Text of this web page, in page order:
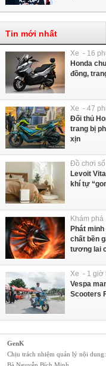
Tin mới nhất
Xe - 16
Honda
đồng,
Xe - 47
Đối thủ
trang bị
xịn
Đồ chơi
Levoit
khí tự
Khám
Phát
chất bền
tương lai
Xe - 1 giờ
Vespa
Scooters
GenK
Chịu trách nhiệm quản lý nội dung: